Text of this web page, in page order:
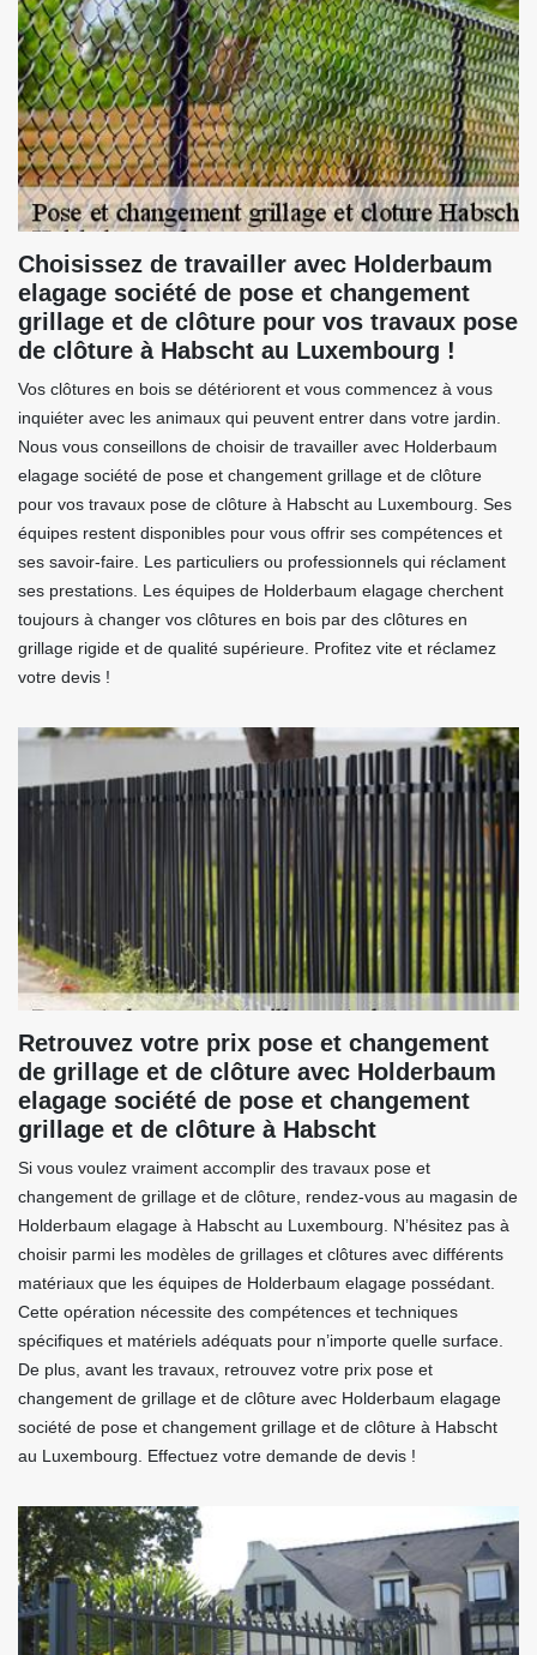
Choisissez de travailler avec Holderbaum
elagage société de pose et changement
grillage et de clôture pour vos travaux pose
de clôture à Habscht au Luxembourg !
Vos clôtures en bois se détériorent et vous commencez à vous
inquiéter avec les animaux qui peuvent entrer dans votre jardin.
Nous vous conseillons de choisir de travailler avec Holderbaum
elagage société de pose et changement grillage et de clôture
pour vos travaux pose de clôture à Habscht au Luxembourg. Ses
équipes restent disponibles pour vous offrir ses compétences et
ses savoir-faire. Les particuliers ou professionnels qui réclament
ses prestations. Les équipes de Holderbaum elagage cherchent
toujours à changer vos clôtures en bois par des clôtures en
grillage rigide et de qualité supérieure. Profitez vite et réclamez
votre devis !
Retrouvez votre prix pose et changement
de grillage et de clôture avec Holderbaum
elagage société de pose et changement
grillage et de clôture à Habscht
Si vous voulez vraiment accomplir des travaux pose et
changement de grillage et de clôture, rendez-vous au magasin de
Holderbaum elagage à Habscht au Luxembourg. N’hésitez pas à
choisir parmi les modèles de grillages et clôtures avec différents
matériaux que les équipes de Holderbaum elagage possédant.
Cette opération nécessite des compétences et techniques
spécifiques et matériels adéquats pour n’importe quelle surface.
De plus, avant les travaux, retrouvez votre prix pose et
changement de grillage et de clôture avec Holderbaum elagage
société de pose et changement grillage et de clôture à Habscht
au Luxembourg. Effectuez votre demande de devis !